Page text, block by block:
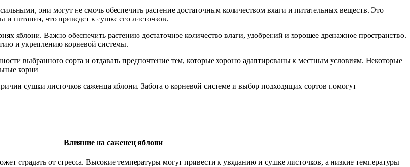
они могут не смочь обеспечить растение достаточным количеством влаги и питательных веществ. Это
и питания, что приведет к сушке его листочков.
яблони. Важно обеспечить растению достаточное количество влаги, удобрений и хорошее дренажное пространство.
и укреплению корневой системы.
выбранного сорта и отдавать предпочтение тем, которые хорошо адаптированы к местным условиям. Некоторые
корни.
сушки листочков саженца яблони. Забота о корневой системе и выбор подходящих сортов помогут
Влияние на саженец яблони
страдать от стресса. Высокие температуры могут привести к увяданию и сушке листочков, а низкие температуры